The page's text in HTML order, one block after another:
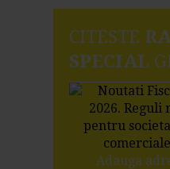
CITESTE
SPECIAL
Adauga